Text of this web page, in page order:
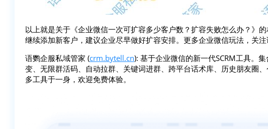
以上就是关于《企业微信一次可扩容多少客户数？扩容失败怎么办？》
继续添加新客户，建议企业尽早做好扩容安排。更多企业微信玩法，关注
语鹦企服私域管家 (crm.bytell.cn): 基于企业微信的新一代SCRM工具。
变、无限群活码、自动拉群、关键词进群、跨平台话术库、历史朋友圈
多工具于一身，欢迎免费体验。